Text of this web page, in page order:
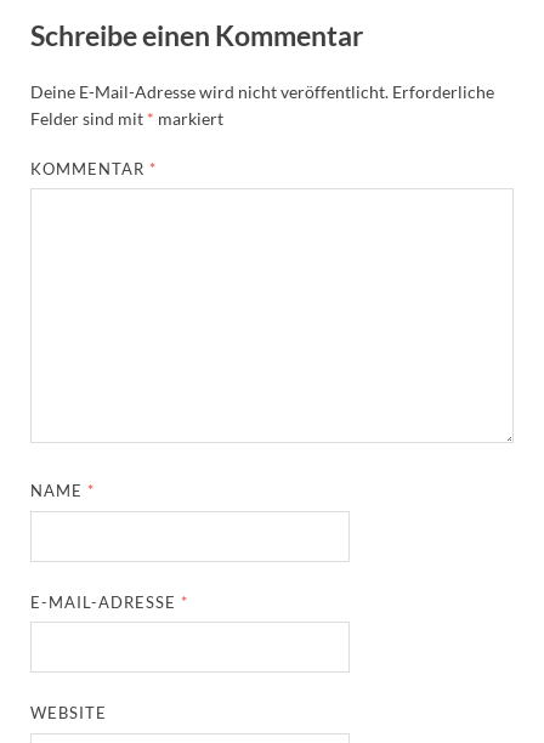
Schreibe einen Kommentar
Deine E-Mail-Adresse wird nicht veröffentlicht. Erforderliche
Felder sind mit * markiert
KOMMENTAR *
NAME *
E-MAIL-ADRESSE *
WEBSITE